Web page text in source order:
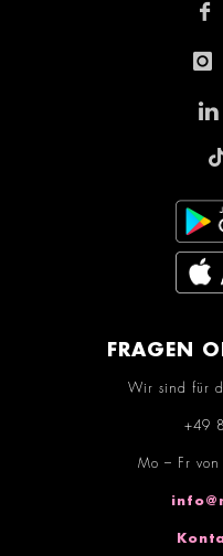
FRAGEN
Wir sind für
+49
Mo – Fr